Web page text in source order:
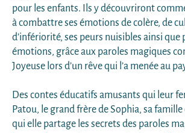
pour les enfants. Ils y découvriront
à combattre ses émotions de colère, de
d’infériorité, ses peurs nuisibles ainsi que
émotions, grâce aux paroles magiques
Joyeuse lors d’un rêve qui l’a menée au
Des contes éducatifs amusants qui leur
Patou, le grand frère de Sophia, sa famille
qui elle partage les secrets des paroles